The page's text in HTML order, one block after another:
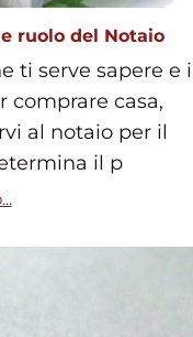
ruolo del Notaio
ti serve sapere e
comprare casa,
al notaio per il
il p